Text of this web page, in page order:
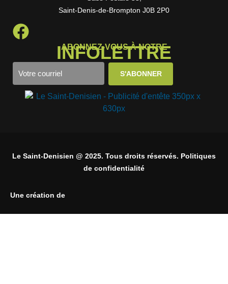
Saint-Denis-de-Brompton J0B 2P0
ABONNEZ-VOUS À NOTRE
INFOLETTRE
Le Saint-Denisien @ 2025. Tous droits réservés. Politiques
de confidentialité
Une création de